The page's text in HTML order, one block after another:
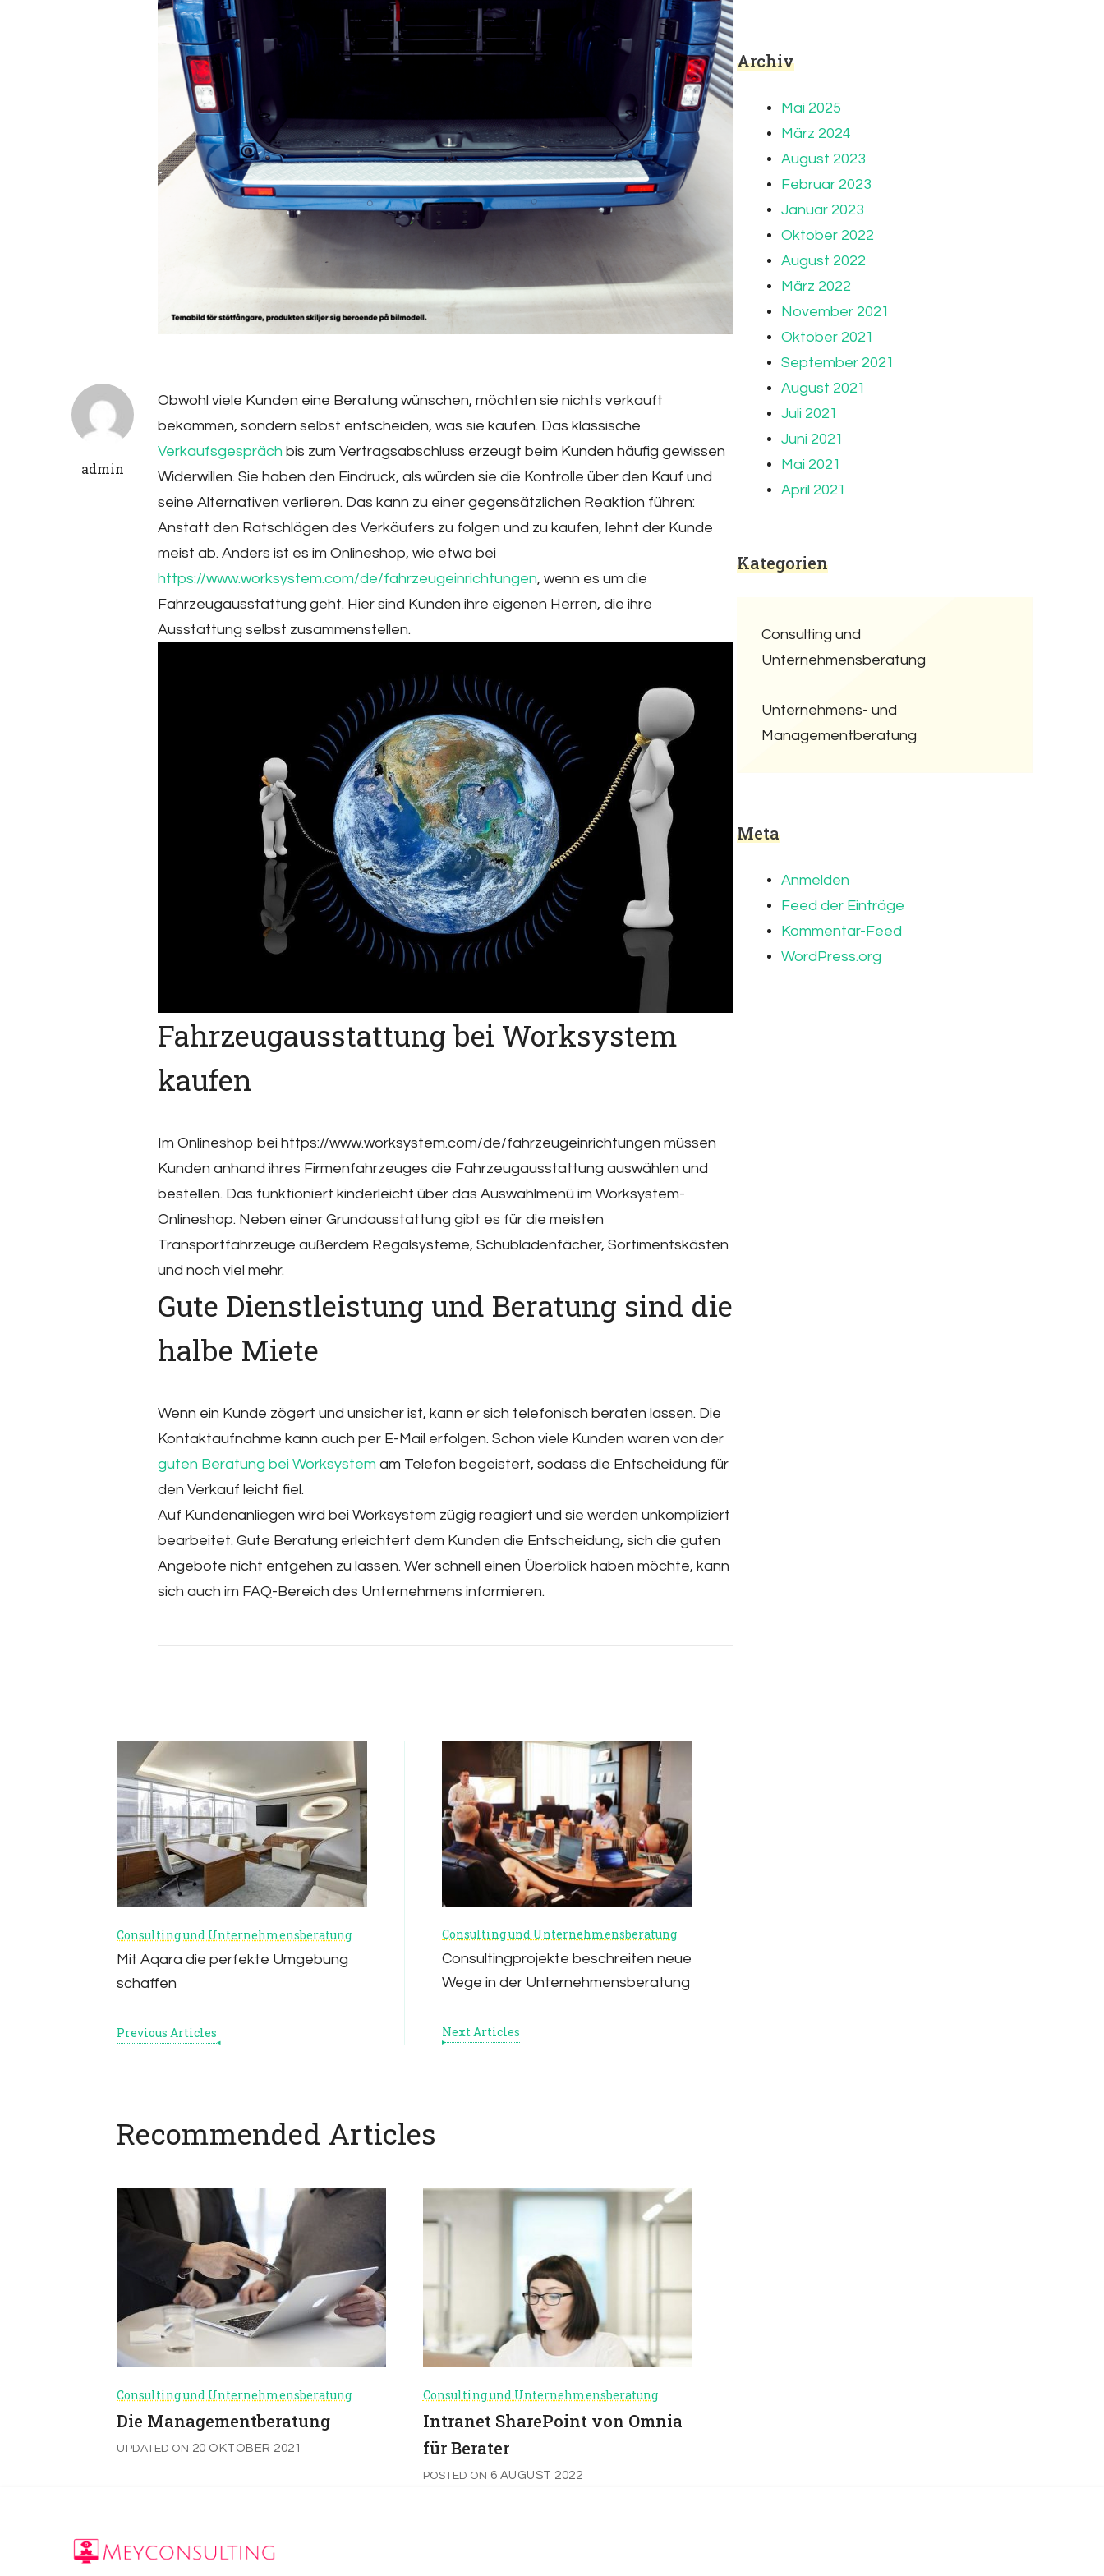
admin
Obwohl viele Kunden eine Beratung wünschen, möchten sie nichts verkauft
bekommen, sondern selbst entscheiden, was sie kaufen. Das klassische
Verkaufsgespräch bis zum Vertragsabschluss erzeugt beim Kunden häufig gewissen
Widerwillen. Sie haben den Eindruck, als würden sie die Kontrolle über den Kauf und
seine Alternativen verlieren. Das kann zu einer gegensätzlichen Reaktion führen:
Anstatt den Ratschlägen des Verkäufers zu folgen und zu kaufen, lehnt der Kunde
meist ab. Anders ist es im Onlineshop, wie etwa bei
https://www.worksystem.com/de/fahrzeugeinrichtungen, wenn es um die
Fahrzeugausstattung geht. Hier sind Kunden ihre eigenen Herren, die ihre
Ausstattung selbst zusammenstellen.
Fahrzeugausstattung bei Worksystem
kaufen
Im Onlineshop bei https://www.worksystem.com/de/fahrzeugeinrichtungen müssen
Kunden anhand ihres Firmenfahrzeuges die Fahrzeugausstattung auswählen und
bestellen. Das funktioniert kinderleicht über das Auswahlmenü im Worksystem-
Onlineshop. Neben einer Grundausstattung gibt es für die meisten
Transportfahrzeuge außerdem Regalsysteme, Schubladenfächer, Sortimentskästen
und noch viel mehr.
Gute Dienstleistung und Beratung sind die
halbe Miete
Wenn ein Kunde zögert und unsicher ist, kann er sich telefonisch beraten lassen. Die
Kontaktaufnahme kann auch per E-Mail erfolgen. Schon viele Kunden waren von der
guten Beratung bei Worksystem am Telefon begeistert, sodass die Entscheidung für
den Verkauf leicht fiel.
Auf Kundenanliegen wird bei Worksystem zügig reagiert und sie werden unkompliziert
bearbeitet. Gute Beratung erleichtert dem Kunden die Entscheidung, sich die guten
Angebote nicht entgehen zu lassen. Wer schnell einen Überblick haben möchte, kann
sich auch im FAQ-Bereich des Unternehmens informieren.
Post
Navigation
Consulting und Unternehmensberatung
Mit Aqara die perfekte Umgebung
schaffen
Previous Articles
Consulting und Unternehmensberatung
Consultingprojekte beschreiten neue
Wege in der Unternehmensberatung
Next Articles
Recommended Articles
Consulting und Unternehmensberatung
Die Managementberatung
UPDATED ON 20 OKTOBER 2021
Consulting und Unternehmensberatung
Intranet SharePoint von Omnia
für Berater
POSTED ON 6 AUGUST 2022
Archiv
Mai 2025
März 2024
August 2023
Februar 2023
Januar 2023
Oktober 2022
August 2022
März 2022
November 2021
Oktober 2021
September 2021
August 2021
Juli 2021
Juni 2021
Mai 2021
April 2021
Kategorien
Consulting und
Unternehmensberatung
Unternehmens- und
Managementberatung
Meta
Anmelden
Feed der Einträge
Kommentar-Feed
WordPress.org